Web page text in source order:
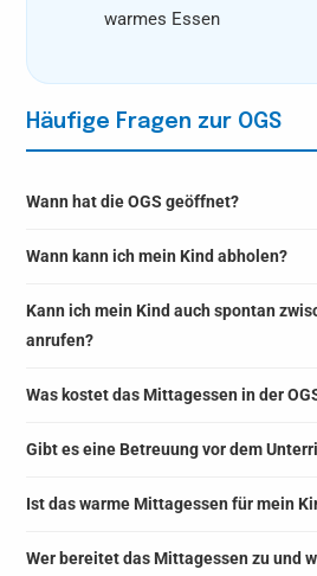
warmes Essen
Häufige Fragen zur OGS
Wann hat die OGS geöffnet?
Wann kann ich mein Kind abholen?
Kann ich mein Kind auch spontan
anrufen?
Was kostet das Mittagessen in der
Gibt es eine Betreuung vor dem
Ist das warme Mittagessen für mein
Wer bereitet das Mittagessen zu und